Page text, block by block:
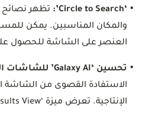
•
‘Circle to Search’:
تظهر نصائح
والمكان المناسبين. يمكن
العنصر على الشاشة للحصول
• تحسين ‘Galaxy AI’ للشاشات الكبيرة:
الاستفادة القصوى من الشاشة